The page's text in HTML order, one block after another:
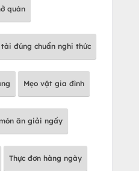
quán
đúng chuẩn nghi thức
Mẹo vặt gia đình
ăn giải ngấy
Thực đơn hàng ngày